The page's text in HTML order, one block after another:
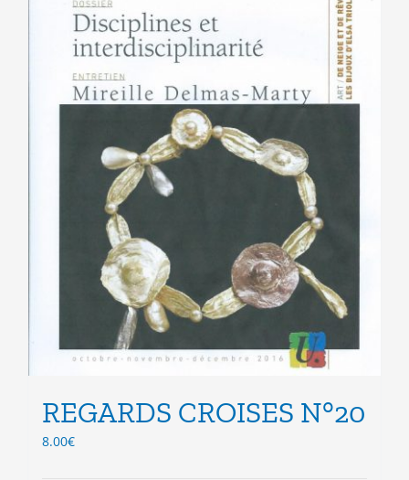
être
choisies
sur
page
du
produit
REGARDS CROISES N°20
8.00€